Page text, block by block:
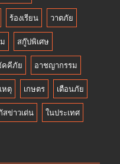
ร้องเรียน วาตภัย
สกู๊ปพิเศษ
คคีภัย อาชญากรรม
หตุ เกษตร เตือนภัย
สข่าวเด่น ในประเทศ